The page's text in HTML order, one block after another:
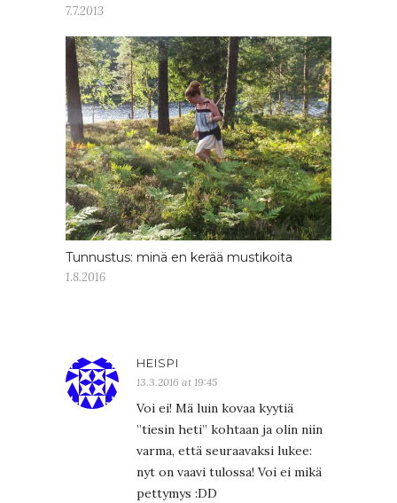
7.7.2013
Tunnustus: minä en kerää mustikoita
1.8.2016
HEISPI
13.3.2016 at 19:45
Voi ei! Mä luin kovaa kyytiä
”tiesin heti” kohtaan ja olin niin
varma, että seuraavaksi lukee:
nyt on vaavi tulossa! Voi ei mikä
pettymys :DD